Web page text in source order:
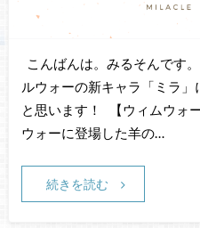
こんばんは。みるそんです
ルウォーの新キャラ「ミラ
と思います！ 【ウィムウォ
ウォーに登場した羊の…
続きを読む